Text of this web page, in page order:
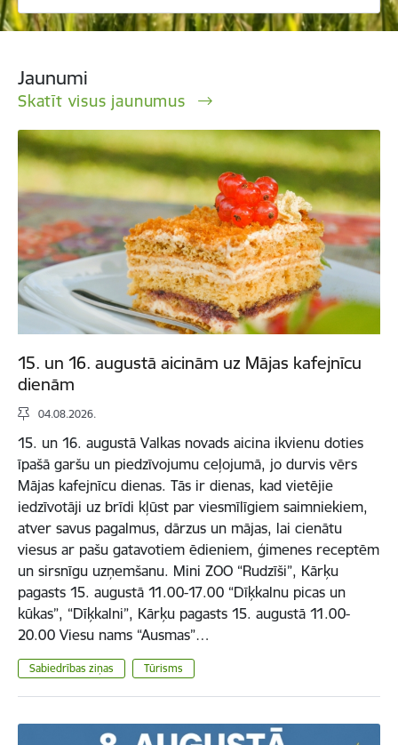
Jaunumi
Skatīt visus jaunumus
15. un 16. augustā aicinām uz Mājas kafejnīcu
dienām
04.08.2026.
15. un 16. augustā Valkas novads aicina ikvienu doties
īpašā garšu un piedzīvojumu ceļojumā, jo durvis vērs
Mājas kafejnīcu dienas. Tās ir dienas, kad vietējie
iedzīvotāji uz brīdi kļūst par viesmīlīgiem saimniekiem,
atver savus pagalmus, dārzus un mājas, lai cienātu
viesus ar pašu gatavotiem ēdieniem, ģimenes receptēm
un sirsnīgu uzņemšanu. Mini ZOO “Rudzīši”, Kārķu
pagasts 15. augustā 11.00-17.00 “Dīķkalnu picas un
kūkas”, “Dīķkalni”, Kārķu pagasts 15. augustā 11.00-
20.00 Viesu nams “Ausmas”…
Sabiedrības ziņas Tūrisms